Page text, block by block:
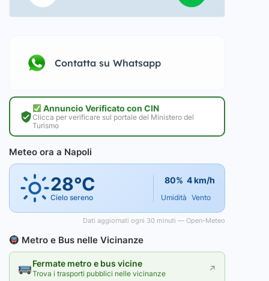
Contatta su Whatsapp
Annuncio Verificato con CIN
Clicca per verificare sul portale del Ministero del
Turismo
Meteo ora a Napoli
28°C
Cielo sereno
80%
Umidità
4 km/h
Vento
Dati aggiornati ogni 30 minuti — Open-Meteo
Metro e Bus nelle Vicinanze
Fermate metro e bus vicine
Trova i trasporti pubblici nelle vicinanze ↗